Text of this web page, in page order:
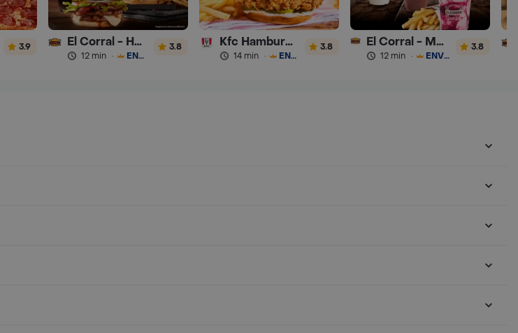
3.9 El Corral - Hamburguesa
12 min · ENVÍO GRATIS
3.8 Kfc Hamburguesas
14 min · ENVÍO GRATIS
3.8 El Corral - Malteadas y Helados
12 min · ENVÍO GRATIS
3.8